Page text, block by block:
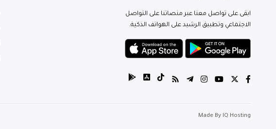
ابقى على تواصل معنا عبر منصاتنا على التواصل
الاجتماعي وتطبيق الرشيد على الهواتف الذكية.
Made By IQ Hosting